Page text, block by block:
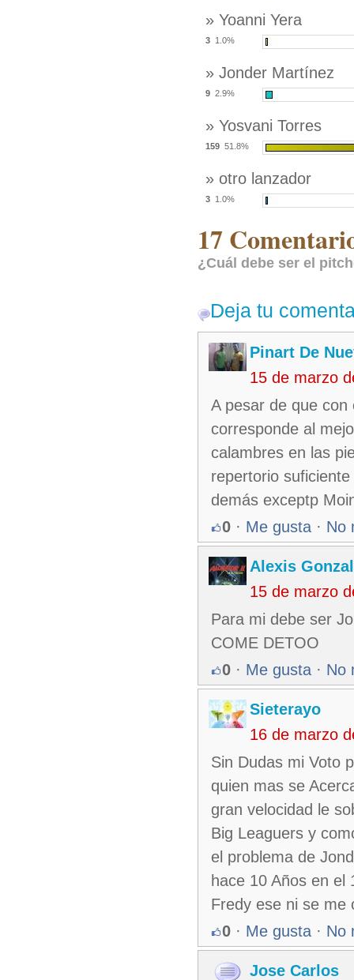
» Yoanni Yera
3 1.0%
» Jonder Martínez
9 2.9%
» Yosvani Torres
159 51.8%
» otro lanzador
3 1.0%
17
¿Cuál debe ser el
Deja tu
Pinart De
15 de marzo
A pesar de que
corresponde al
calambres en las
repertorio
demás exceptp
0 · Me gusta · No
Alexis
15 de marzo
Para mi debe ser
COME DETOO
0 · Me gusta · No
Sieterayo
16 de marzo
Sin Dudas mi Voto
quien mas se
gran velocidad le
Big Leaguers y
el problema de
hace 10 Años en el
Fredy ese ni se me
0 · Me gusta · No
Jose Carlos